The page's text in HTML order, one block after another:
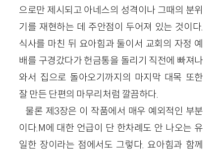
으로만 제시되고 아네스의 성격이나 그때의 분위
기를 재현하는 데 주안점이 두어져 있는 것이다.
식사를 마친 뒤 요아힘과 둘이서 교회의 자정 예
배를 구경갔다가 헌금통을 돌리기 직전에 빠져나
와서 집으로 돌아오기까지의 마지막 대목 또한
잘 만든 단편의 마무리처럼 깔끔하다.
물론 제3장은 이 작품에서 매우 예외적인 부분
이다.M에 대한 언급이 단 한차례도 안 나오는 유
일한 장이라는 점에서도 그렇다. 요아힘과 함께